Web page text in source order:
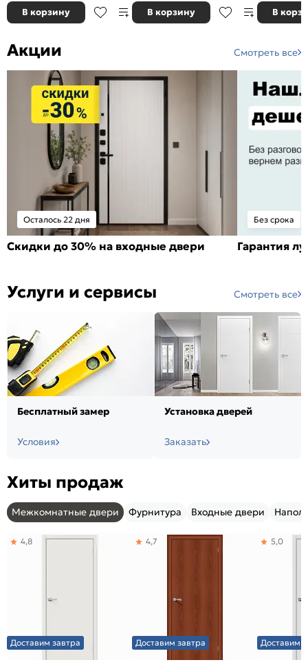
В корзину В корзину В
Акции Смотреть все
Осталось 22 дня
Скидки до 30% на входные двери
Без срока
Гарантия
Услуги и сервисы Смотреть все
Бесплатный замер
Условия
Установка дверей
Заказать
Хиты продаж
Межкомнатные двери Фурнитура Входные двери
Доставим завтра
4,8
Доставим завтра
4,7
Доставим
5,0